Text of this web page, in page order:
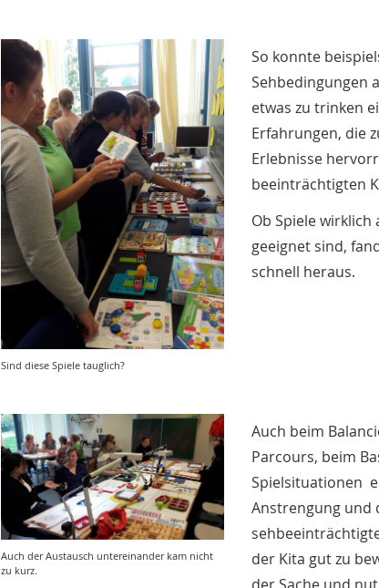
Sind diese Spiele tauglich?
So konnte
Sehbedingungen
etwas zu trinken
Erfahrungen, die
Erlebnisse
beeinträchtigten
Ob Spiele
geeignet sind,
schnell heraus.
Auch der Austausch untereinander kam nicht
zu kurz.
Auch beim
Parcours, beim
Spielsituationen
Anstrengung und
der Kita gut zu